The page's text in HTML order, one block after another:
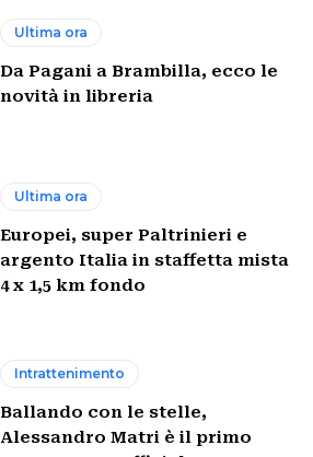
Ultima ora
Da Pagani a Brambilla, ecco le
novità in libreria
Ultima ora
Europei, super Paltrinieri e
argento Italia in staffetta mista
4 x 1,5 km fondo
Intrattenimento
Ballando con le stelle,
Alessandro Matri è il primo